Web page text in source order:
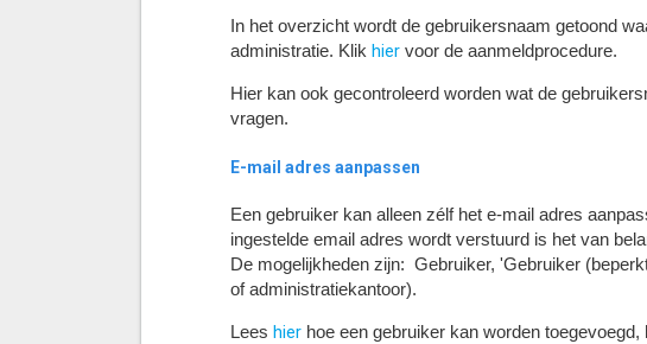
In het overzicht wordt de gebruikersnaam getoond
administratie. Klik hiervoor de aanmeldprocedure.
Hier kan ook gecontroleerd worden wat de
vragen.
E-mail adres aanpassen
Een gebruiker kan alleen zélf het e-mail adres
ingestelde email adres wordt verstuurd is het van
De mogelijkheden zijn: Gebruiker, 'Gebruiker
of administratiekantoor).
Lees hier hoe een gebruiker kan worden